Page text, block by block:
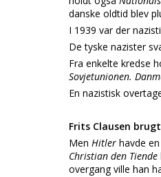
danske oldtid blev
I 1939 var der
De tyske nazister
Fra enkelte kredse
Sovjetunionen.
En nazistisk
Frits Clausen
Men Hitler havde
Christian den Tiende
overgang ville han